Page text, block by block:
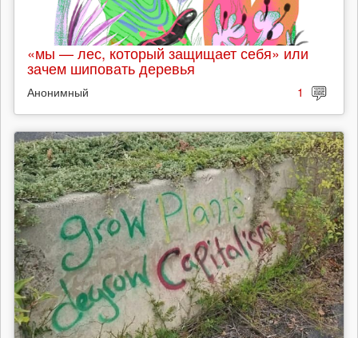
«мы — лес, который защищает себя» или
зачем шиповать деревья
Анонимный 1